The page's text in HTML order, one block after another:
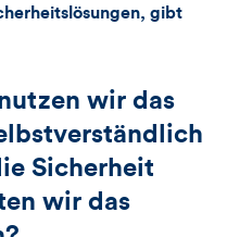
gibt
wir das
Sicherheit
wir das